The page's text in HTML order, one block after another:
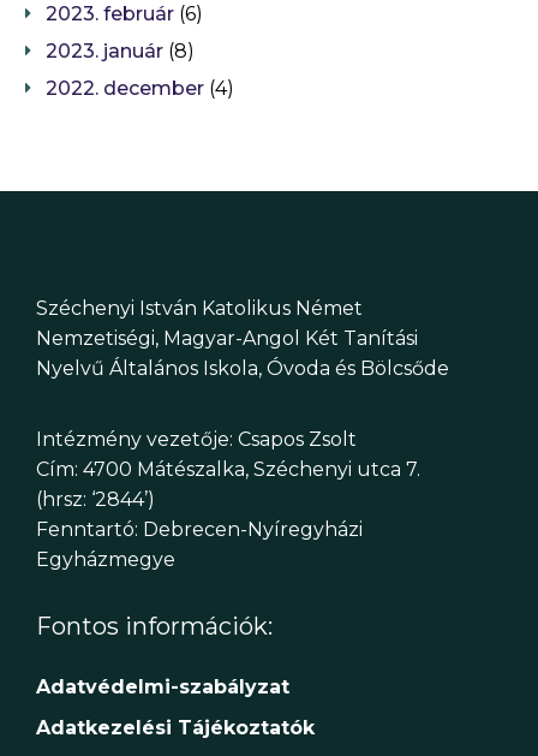
2023. február (6)
2023. január (8)
2022. december (4)
Széchenyi István Katolikus Német
Nemzetiségi, Magyar-Angol Két Tanítási
Nyelvű Általános Iskola, Óvoda és Bölcsőde
Intézmény vezetője: Csapos Zsolt
Cím: 4700 Mátészalka, Széchenyi utca 7.
(hrsz: ‘2844’)
Fenntartó: Debrecen-Nyíregyházi
Egyházmegye
Fontos információk:
Adatvédelmi-szabályzat
Adatkezelési Tájékoztatók